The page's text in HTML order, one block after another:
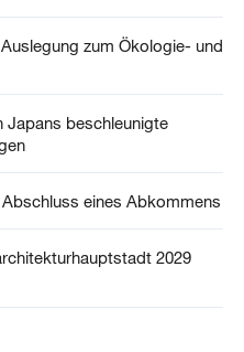
zum Ökologie- und
Japans beschleunigte
eines Abkommens
2029